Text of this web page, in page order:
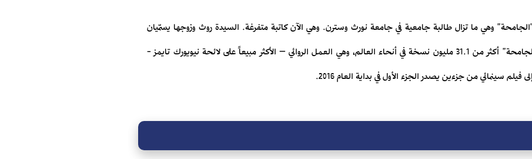
"الجامحة" وهي ما تزال طالبة جامعية في جامعة نورث وسترن. وهي الآن كاتبة متفرغة. السيدة روث وزوجها يسمّيان
شيكاغو بيتهما. بيع من ثلاثية "الجامحة" أكثر من 31.1 مليون نسخة في أنحاء العالم، وهي العمل الروائي – الأكثر مبيعاً على لائحة نيويورك تايمز -
سينمائي من جزءين يصدر الجزء الأول في بداية العام 2016.